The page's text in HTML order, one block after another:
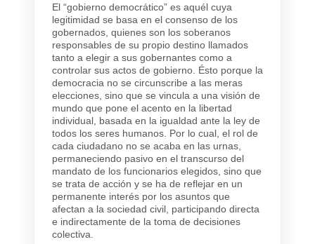
El “gobierno democrático” es aquél cuya
legitimidad se basa en el consenso de los
gobernados, quienes son los soberanos
responsables de su propio destino llamados
tanto a elegir a sus gobernantes como a
controlar sus actos de gobierno. Ésto porque la
democracia no se circunscribe a las meras
elecciones, sino que se vincula a una visión de
mundo que pone el acento en la libertad
individual, basada en la igualdad ante la ley de
todos los seres humanos. Por lo cual, el rol de
cada ciudadano no se acaba en las urnas,
permaneciendo pasivo en el transcurso del
mandato de los funcionarios elegidos, sino que
se trata de acción y se ha de reflejar en un
permanente interés por los asuntos que
afectan a la sociedad civil, participando directa
e indirectamente de la toma de decisiones
colectiva.